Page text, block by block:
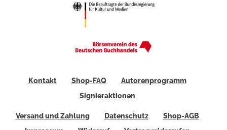
Kontakt Shop-FAQ
Autorenprogramm
Signieraktionen
Versand und Zahlung Datenschutz
Shop-AGB